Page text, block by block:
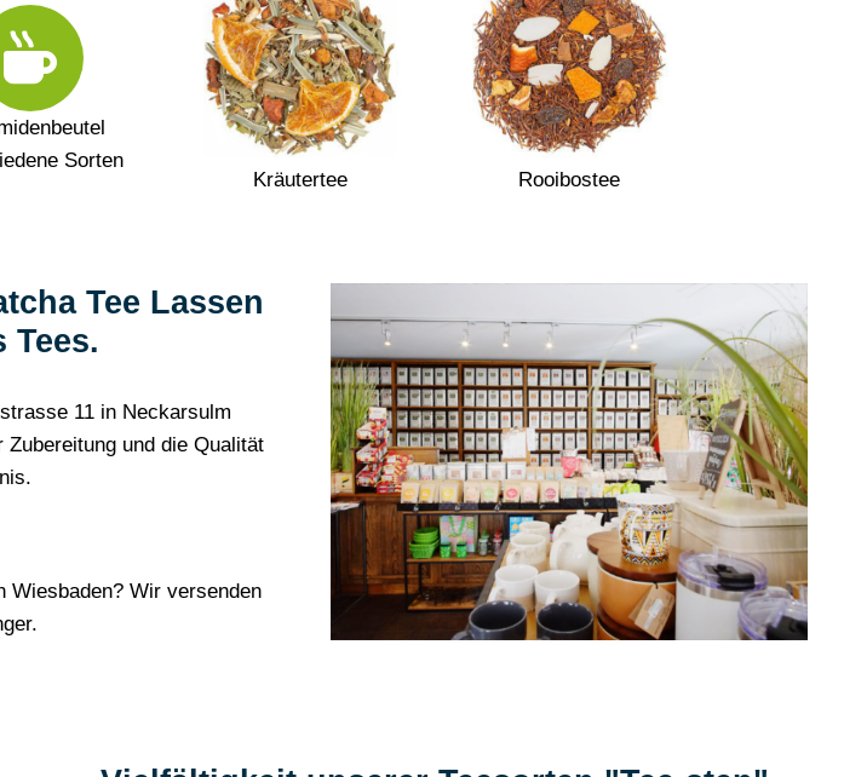
Sorten
Kräutertee
Rooibostee
Tee Lassen
Tees.
11 in Neckarsulm
und die Qualität
Wiesbaden? Wir versenden